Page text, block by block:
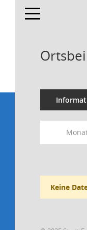
Toggle navigation
Keine